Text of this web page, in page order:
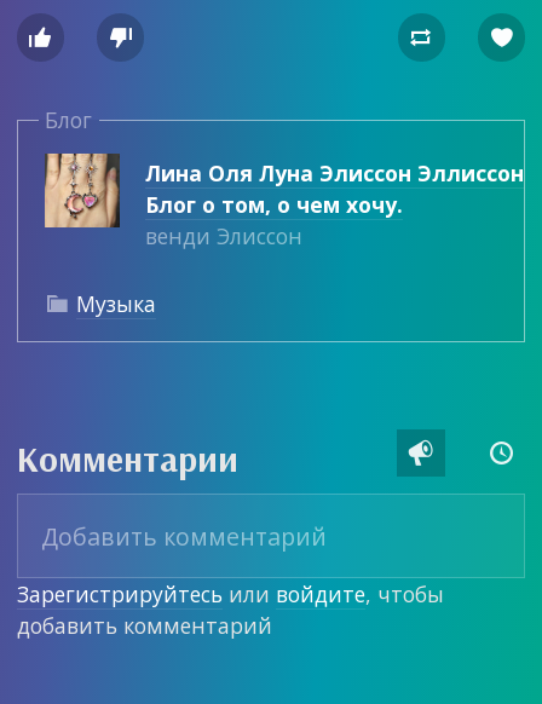
   
Блог
Лина Оля Луна Элиссон Эллиссон
Блог о том, о чем хочу.
венди Элиссон
 Музыка
Комментарии  
Зарегистрируйтесь или войдите, чтобы
добавить комментарий